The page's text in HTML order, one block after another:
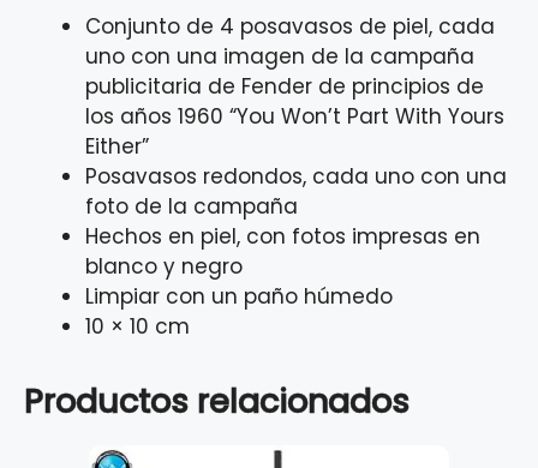
Conjunto de 4 posavasos de piel, cada
uno con una imagen de la campaña
publicitaria de Fender de principios de
los años 1960 “You Won’t Part With Yours
Either”
Posavasos redondos, cada uno con una
foto de la campaña
Hechos en piel, con fotos impresas en
blanco y negro
Limpiar con un paño húmedo
10 × 10 cm
Productos relacionados